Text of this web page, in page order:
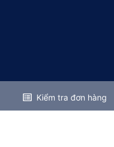
Kiểm tra đơn hàng